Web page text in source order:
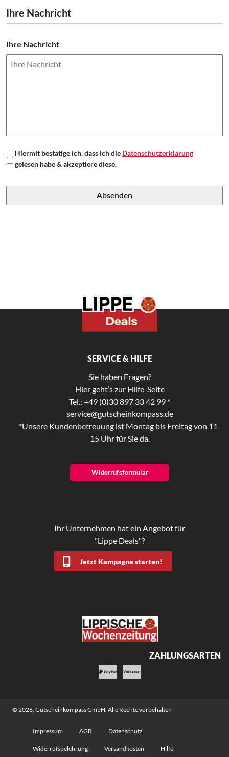
Ihre Nachricht
Ihre Nachricht
Hiermit bestätige ich, dass ich die Datenschutzerklärung
gelesen habe & akzeptiere diese.
SERVICE & HILFE
Sie haben Fragen?
Hier geht’s zur Hilfe-Seite
Tel.: +49 (0)30 897 33 42 99 *
service@gutscheinkompass.de
*Unsere Kundenbetreuung ist Montag bis Freitag von 11-
15 Uhr für Sie da.
Widerrufsformular
Ihr Unternehmen hat ein Angebot für
"Lippe Deals"?
Jetzt Kampagne starten!
ZAHLUNGSARTEN
© 2026, Gutscheinkompass GmbH . Alle Rechte vorbehalten
Impressum AGB Datenschutz
Widerrufsbelehrung Versandkosten Hilfe